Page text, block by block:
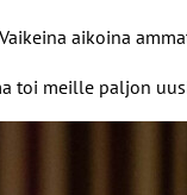
aikoina
meille paljon